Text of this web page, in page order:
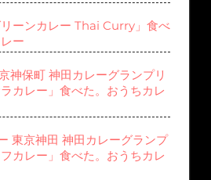
ーンカレー Thai Curry」食べ
ー
神保町 神田カレーグランプリ
ラカレー」食べた。おうちカレ
東京神田 神田カレーグランプ
カレー」食べた。おうちカレ